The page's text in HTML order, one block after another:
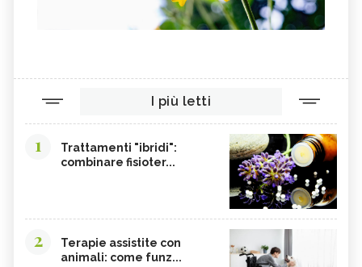
I più letti
1
Trattamenti "ibridi":
combinare fisioter...
2
Terapie assistite con
animali: come funz...